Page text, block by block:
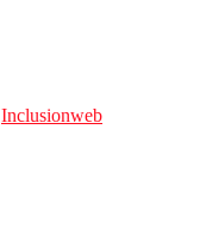
Inclusionweb